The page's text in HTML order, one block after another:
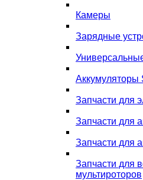
Камеры
Зарядные
Аккумуляторы
Запчасти для
Запчасти для
Запчасти для
Запчасти для
мультироторов